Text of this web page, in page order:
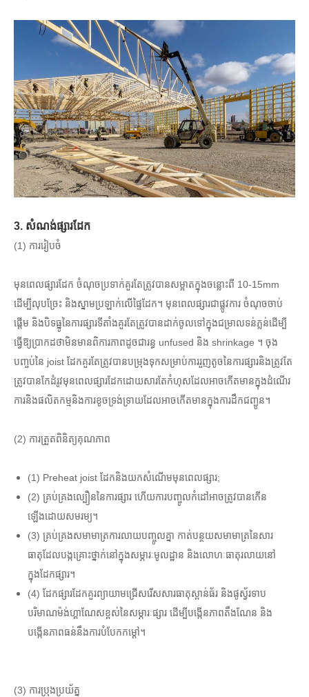
3. សំណង់ផ្សារដែក
(1) ការរៀបចំ
មុនពេលផ្សារដែក ចំណុចប្រទាក់គួរតែត្រូវបានសម្អាតក្នុងចន្លោះពី 10-15mm
ដើម្បីលុបច្រែះ និងស្នាមប្រឡាក់លើផ្ទៃដែក។ មុនពេលផ្សារជាផ្លូវការ ចំណុចចាប់
ផ្តើម និងបិទធ្នូនៃការផ្សារទីតាំងគួរតែត្រូវបានដាក់ចូលទៅក្នុងជម្រាលទន់ភ្លន់ដើម្បី
ធ្វើឱ្យប្រាកដថាមិនមានពិការភាពដូចជារន្ធ unfused និង shrinkage ។ ចុង
បញ្ចប់នៃ joist ដែកគួរតែត្រូវបានបម្រុងទុកសម្រាប់ការរួញតូចនៃការផ្សារនិងត្រូវតែ
ត្រូវបានកែដំរូវមុនពេលផ្សារដែកដោយសារតែកំហុសដែលអាចកើតមានក្នុងដំណើរ
ការនិងផលិតកម្មនិងការខូចទ្រង់ទ្រាយដែលអាចកើតមានក្នុងការដឹកជញ្ជូន។
(2) ការត្រួតពិនិត្យគុណភាព
(1) Preheat joist ដែកនិងយកសំណើមមុនពេលផ្សារ;
(2) គ្រប់គ្រងល្បឿននៃការផ្សារ ហើយការបញ្ចូលកំដៅអាចត្រូវបានកើន
ឡើងដោយសមរម្យ។
(3) គ្រប់គ្រងសមាមាត្រការលាយបញ្ចូលគ្នា កាត់បន្ថយសមាមាត្រនៃសារ
ធាតុដែលបង្កគ្រោះថ្នាក់នៅក្នុងសម្ភារៈមូលដ្ឋាន និងលោហៈធាតុរលាយនៅ
ក្នុងដែកផ្សារ។
(4) ដែកផ្សារដែកគួរព្យាយាមជ្រើសរើសសារធាតុស្ពាន់ធ័រ និងផូស្វ័រទាប
បរិមាណម៉ង់ហ្គាណែសខ្ពស់នៃសម្ភារៈផ្សារ ដើម្បីបង្កើនភាពតឹងណែន និង
បង្កើនភាពធន់នឹងការបំបែកកម្ដៅ។
(3) ការប្រុងប្រយ័ត្ន